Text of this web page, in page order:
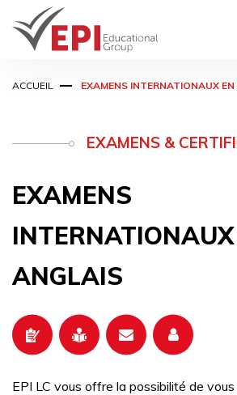
au
EXAMENS &
ACCUEIL EXAMENS INTERNATIONAUX
EXAMENS
ANGLAIS
EPI LC vous offre la possibilité de